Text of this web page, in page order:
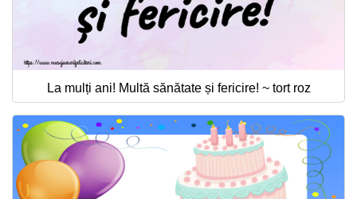
La mulți ani! Multă sănătate și fericire! ~ tort roz